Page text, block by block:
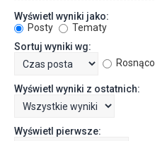
Wyświetl wyniki jako:
Posty
Tematy
Sortuj wyniki wg:
Rosnąco
Wyświetl wyniki z ostatnich:
Wyświetl pierwsze: